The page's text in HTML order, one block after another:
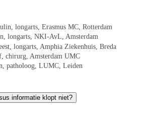
longarts, Erasmus MC, Rotterdam
longarts, NKI-AvL, Amsterdam
longarts, Amphia Ziekenhuis, Breda
chirurg, Amsterdam UMC
patholoog, LUMC, Leiden
informatie klopt niet?